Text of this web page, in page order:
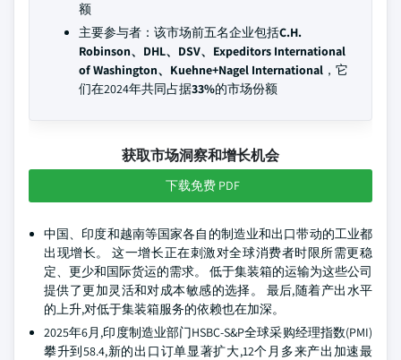
额
主要参与者：该市场前五名企业包括C.H.
Robinson、DHL、DSV、Expeditors International
of Washington、Kuehne+Nagel International ，它
们在2024年共同占据33%的市场份额
获取市场洞察和增长机会
下载免费 PDF
中国、印度和越南等国家各自的制造业和出口带动的工业都
出现增长。 这一增长正在刺激对全球消费者时限所需更稳
定、更少和国际货运的需求。 低于集装箱的运输为这些公司
提供了更加灵活和对成本敏感的选择。 最后,随着产出水平
的上升,对低于集装箱服务的依赖也在加深。
2025年6月,印度制造业部门HSBC-S&P全球采购经理指数(PMI)
攀升到58.4,新的出口订单显著扩大,12个月多来产出加速最